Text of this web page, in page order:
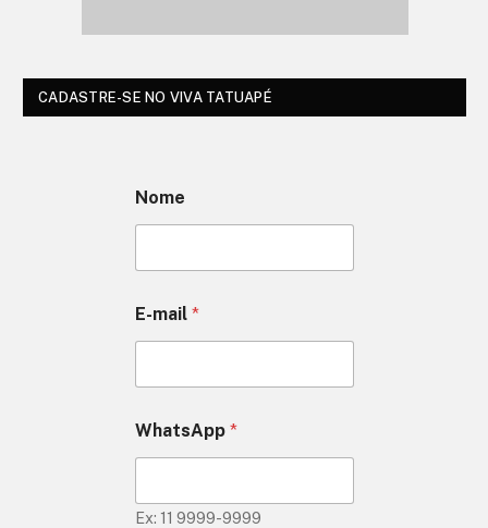
CADASTRE-SE NO VIVA TATUAPÉ
Nome
E-mail *
WhatsApp *
Ex: 11 9999-9999